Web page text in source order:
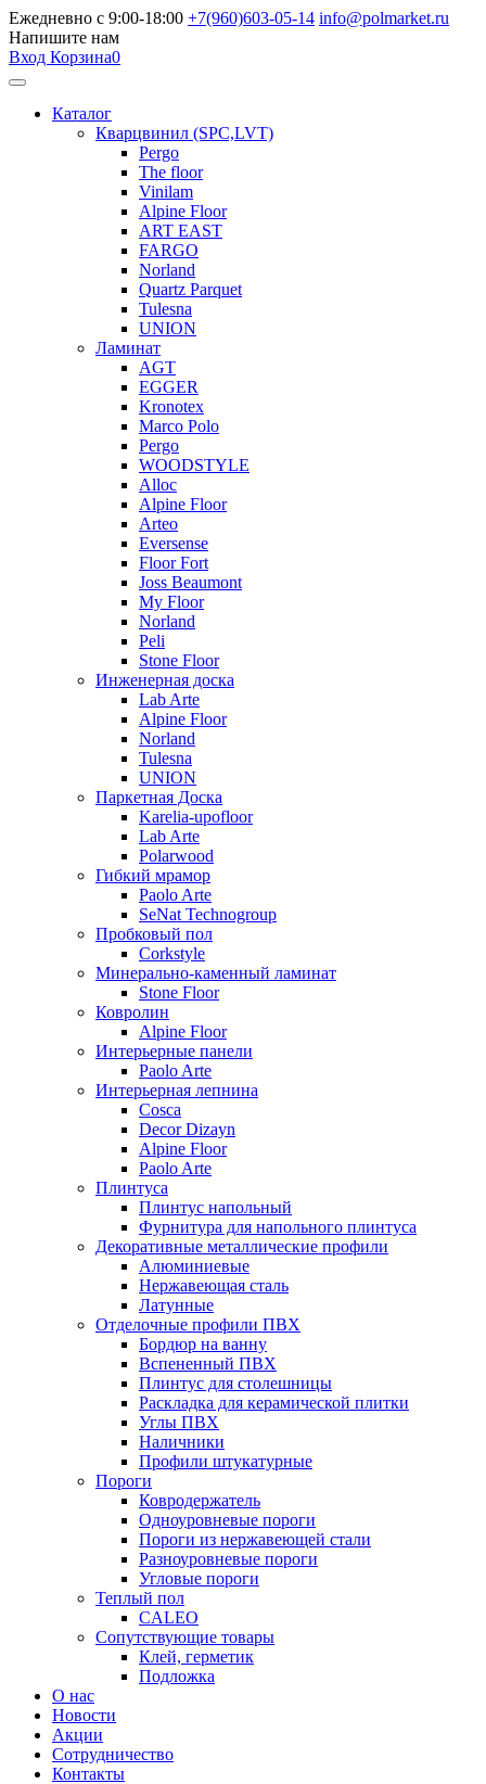
Ежедневно с 9:00-18:00 +7(960)603-05-14 info@polmarket.ru
Напишите нам
Вход Корзина0
Каталог
Кварцвинил (SPC,LVT)
Pergo
The floor
Vinilam
Alpine Floor
ART EAST
FARGO
Norland
Quartz Parquet
Tulesna
UNION
Ламинат
AGT
EGGER
Kronotex
Marco Polo
Pergo
WOODSTYLE
Alloc
Alpine Floor
Arteo
Eversense
Floor Fort
Joss Beaumont
My Floor
Norland
Peli
Stone Floor
Инженерная доска
Lab Arte
Alpine Floor
Norland
Tulesna
UNION
Паркетная Доска
Karelia-upofloor
Lab Arte
Polarwood
Гибкий мрамор
Paolo Arte
SeNat Technogroup
Пробковый пол
Corkstyle
Минерально-каменный ламинат
Stone Floor
Ковролин
Alpine Floor
Интерьерные панели
Paolo Arte
Интерьерная лепнина
Cosca
Decor Dizayn
Alpine Floor
Paolo Arte
Плинтуса
Плинтус напольный
Фурнитура для напольного плинтуса
Декоративные металлические профили
Алюминиевые
Нержавеющая сталь
Латунные
Отделочные профили ПВХ
Бордюр на ванну
Вспененный ПВХ
Плинтус для столешницы
Раскладка для керамической плитки
Углы ПВХ
Наличники
Профили штукатурные
Пороги
Ковродержатель
Одноуровневые пороги
Пороги из нержавеющей стали
Разноуровневые пороги
Угловые пороги
Теплый пол
CALEO
Сопутствующие товары
Клей, герметик
Подложка
О нас
Новости
Акции
Сотрудничество
Контакты